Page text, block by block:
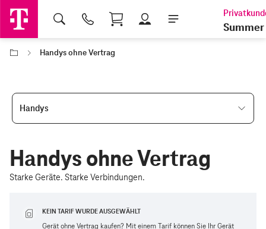
Shopping Cart
Summer
Handys ohne Vertrag
Handys
Handys ohne Vertrag
Starke Geräte. Starke Verbindungen.
KEIN TARIF WURDE AUSGEWÄHLT
Gerät ohne Vertrag kaufen? Mit einem Tarif können Sie Ihr Gerät